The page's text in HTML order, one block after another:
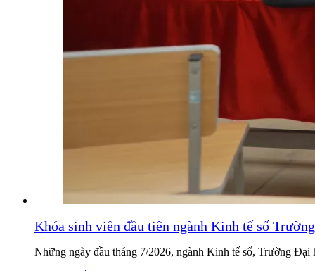
Khóa sinh viên đầu tiên ngành Kinh tế số
Những ngày đầu tháng 7/2026, ngành Kinh tế số, Trường